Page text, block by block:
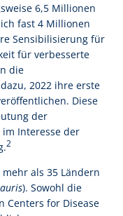
6,5 Millionen
fast 4 Millionen
Sensibilisierung für
für verbesserte
die
2022 ihre erste
Diese
der
im Interesse der
2
als 35 Ländern
). Sowohl die
Centers for Disease